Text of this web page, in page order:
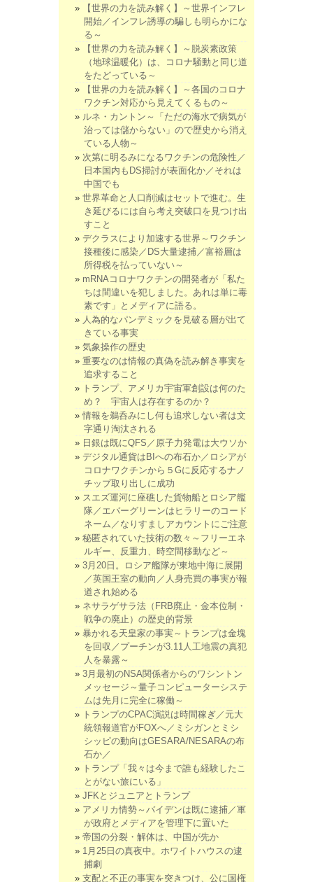
【世界の力を読み解く】～世界インフレ
開始／インフレ誘導の騙しも明らかにな
る～
【世界の力を読み解く】～脱炭素政策
（地球温暖化）は、コロナ騒動と同じ道
をたどっている～
【世界の力を読み解く】～各国のコロナ
ワクチン対応から見えてくるもの～
ルネ・カントン～「ただの海水で病気が
治っては儲からない」ので歴史から消え
ている人物～
次第に明るみになるワクチンの危険性／
日本国内もDS掃討が表面化か／それは
中国でも
世界革命と人口削減はセットで進む。生
き延びるには自ら考え突破口を見つけ出
すこと
デクラスにより加速する世界～ワクチン
接種後に感染／DS大量逮捕／富裕層は
所得税を払っていない～
mRNAコロナワクチンの開発者が「私た
ちは間違いを犯しました。あれは単に毒
素です」とメディアに語る。
人為的なパンデミックを見破る層が出て
きている事実
気象操作の歴史
重要なのは情報の真偽を読み解き事実を
追求すること
トランプ、アメリカ宇宙軍創設は何のた
め？ 宇宙人は存在するのか？
情報を鵜呑みにし何も追求しない者は文
字通り淘汰される
日銀は既にQFS／原子力発電は大ウソか
デジタル通貨はBIへの布石か／ロシアが
コロナワクチンから５Gに反応するナノ
チップ取り出しに成功
スエズ運河に座礁した貨物船とロシア艦
隊／エバーグリーンはヒラリーのコード
ネーム／なりすましアカウントにご注意
秘匿されていた技術の数々～フリーエネ
ルギー、反重力、時空間移動など～
3月20日。ロシア艦隊が東地中海に展開
／英国王室の動向／人身売買の事実が報
道され始める
ネサラゲサラ法（FRB廃止・金本位制・
戦争の廃止）の歴史的背景
暴かれる天皇家の事実～トランプは金塊
を回収／プーチンが3.11人工地震の真犯
人を暴露～
3月最初のNSA関係者からのワシントン
メッセージ～量子コンピューターシステ
ムは先月に完全に稼働～
トランプのCPAC演説は時間稼ぎ／元大
統領報道官がFOXへ／ミシガンとミシ
シッピの動向はGESARA/NESARAの布
石か／
トランプ「我々は今まで誰も経験したこ
とがない旅にいる」
JFKとジュニアとトランプ
アメリカ情勢～バイデンは既に逮捕／軍
が政府とメディアを管理下に置いた
帝国の分裂・解体は、中国が先か
1月25日の真夜中。ホワイトハウスの逮
捕劇
支配と不正の事実を突きつけ、公に国権